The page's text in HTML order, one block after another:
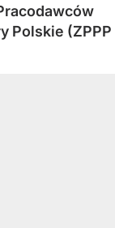
Polskie (ZPPP